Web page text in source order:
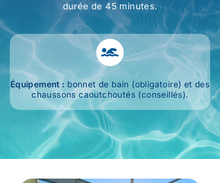
Prévention
Restauration
Actualité
Avantages
durée de 45 minutes.
Équipement : bonnet de bain (obligatoire) et des
chaussons caoutchoutés (conseillés).